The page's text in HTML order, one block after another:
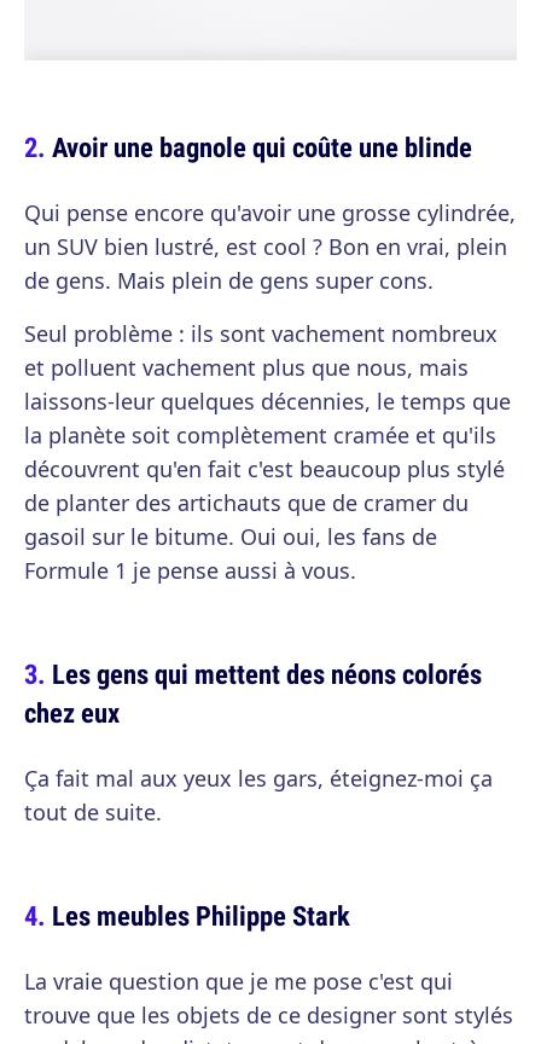
Avoir une bagnole qui coûte une blinde
Qui pense encore qu'avoir une grosse cylindrée,
un SUV bien lustré, est cool ? Bon en vrai, plein
de gens. Mais plein de gens super cons.
Seul problème : ils sont vachement nombreux
et polluent vachement plus que nous, mais
laissons-leur quelques décennies, le temps que
la planète soit complètement cramée et qu'ils
découvrent qu'en fait c'est beaucoup plus stylé
de planter des artichauts que de cramer du
gasoil sur le bitume. Oui oui, les fans de
Formule 1 je pense aussi à vous.
Les gens qui mettent des néons colorés
chez eux
Ça fait mal aux yeux les gars, éteignez-moi ça
tout de suite.
Les meubles Philippe Stark
La vraie question que je me pose c'est qui
trouve que les objets de ce designer sont stylés